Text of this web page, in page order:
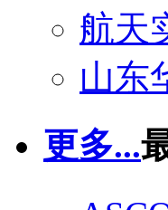
航天
山东
更多...